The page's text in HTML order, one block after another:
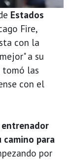
Estados
Fire,
con la
a su
tomó las
con el
camino para
por